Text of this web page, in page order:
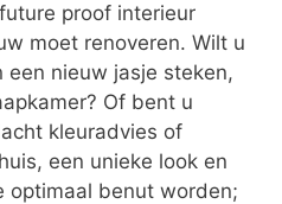
proof interieur
moet renoveren. Wilt u
nieuw jasje steken,
Of bent u
kleuradvies of
een unieke look en
optimaal benut worden;